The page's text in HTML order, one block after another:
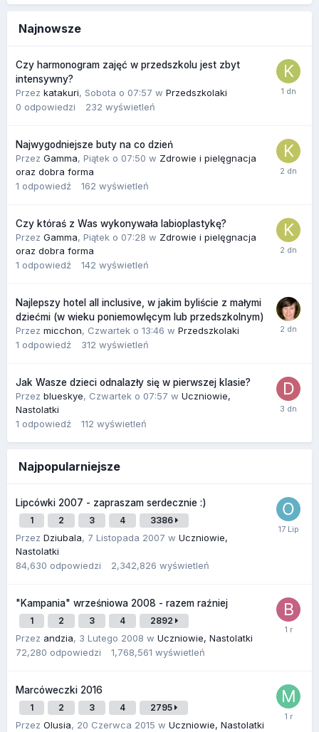
Najnowsze
Czy harmonogram zajęć w przedszkolu jest zbyt
intensywny?
Przez katakuri, Sobota o 07:57 w Przedszkolaki
0 odpowiedzi 232 wyświetleń
Najwygodniejsze buty na co dzień
Przez Gamma, Piątek o 07:50 w Zdrowie i pielęgnacja
oraz dobra forma
1 odpowiedź 162 wyświetleń
Czy któraś z Was wykonywała labioplastykę?
Przez Gamma, Piątek o 07:28 w Zdrowie i pielęgnacja
oraz dobra forma
1 odpowiedź 142 wyświetleń
Najlepszy hotel all inclusive, w jakim byliście z małymi
dziećmi (w wieku poniemowlęcym lub przedszkolnym)
Przez micchon, Czwartek o 13:46 w Przedszkolaki
1 odpowiedź 312 wyświetleń
Jak Wasze dzieci odnalazły się w pierwszej klasie?
Przez blueskye, Czwartek o 07:57 w Uczniowie,
Nastolatki
1 odpowiedź 112 wyświetleń
Najpopularniejsze
Lipcówki 2007 - zapraszam serdecznie :)
1 2 3 4 3386
Przez Dziubala, 7 Listopada 2007 w Uczniowie,
Nastolatki
84,630 odpowiedzi 2,342,826 wyświetleń
"Kampania" wrześniowa 2008 - razem raźniej
1 2 3 4 2892
Przez andzia, 3 Lutego 2008 w Uczniowie, Nastolatki
72,280 odpowiedzi 1,768,561 wyświetleń
Marcóweczki 2016
1 2 3 4 2795
Przez Olusia, 20 Czerwca 2015 w Uczniowie, Nastolatki